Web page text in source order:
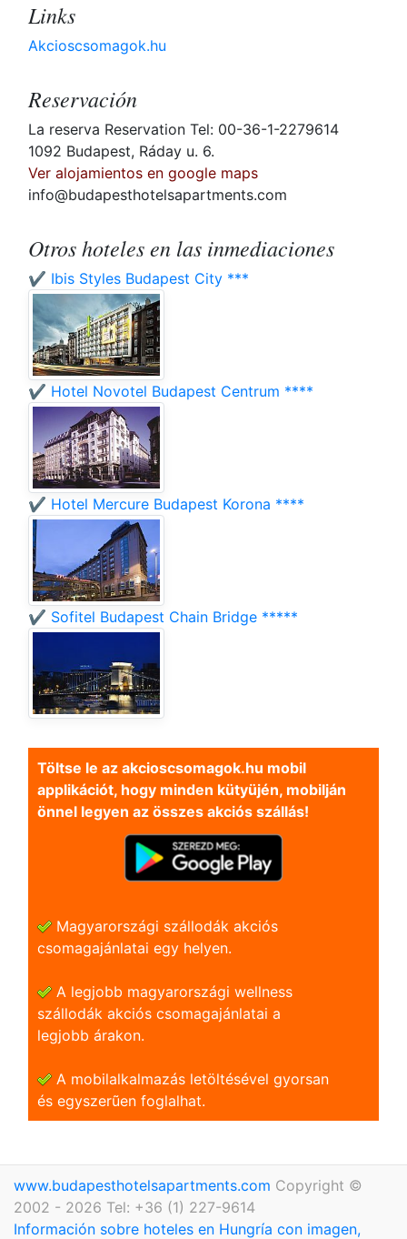
Links
Akcioscsomagok.hu
Reservación
La reserva Reservation Tel: 00-36-1-2279614
1092 Budapest, Ráday u. 6.
Ver alojamientos en google maps
info@budapesthotelsapartments.com
Otros hoteles en las inmediaciones
✔️ Ibis Styles Budapest City ***
✔️ Hotel Novotel Budapest Centrum ****
✔️ Hotel Mercure Budapest Korona ****
✔️ Sofitel Budapest Chain Bridge *****
Töltse le az akcioscsomagok.hu mobil
applikációt, hogy minden kütyüjén, mobilján
önnel legyen az összes akciós szállás!
Magyarországi szállodák akciós
csomagajánlatai egy helyen.
A legjobb magyarországi wellness
szállodák akciós csomagajánlatai a
legjobb árakon.
A mobilalkalmazás letöltésével gyorsan
és egyszerũen foglalhat.
www.budapesthotelsapartments.com Copyright ©
2002 - 2026 Tel: +36 (1) 227-9614
Información sobre hoteles en Hungría con imagen,